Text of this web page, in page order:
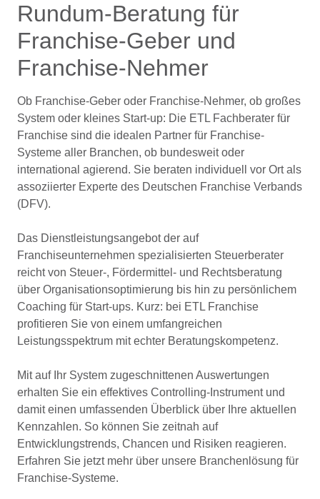
Rundum-Beratung für
Franchise-Geber und
Franchise-Nehmer
Ob Franchise-Geber oder Franchise-Nehmer, ob großes
System oder kleines Start-up: Die ETL Fachberater für
Franchise sind die idealen Partner für Franchise-
Systeme aller Branchen, ob bundesweit oder
international agierend. Sie beraten individuell vor Ort als
assoziierter Experte des Deutschen Franchise Verbands
(DFV).
Das Dienstleistungsangebot der auf
Franchiseunternehmen spezialisierten Steuerberater
reicht von Steuer-, Fördermittel- und Rechtsberatung
über Organisationsoptimierung bis hin zu persönlichem
Coaching für Start-ups. Kurz: bei ETL Franchise
profitieren Sie von einem umfangreichen
Leistungsspektrum mit echter Beratungskompetenz.
Mit auf Ihr System zugeschnittenen Auswertungen
erhalten Sie ein effektives Controlling-Instrument und
damit einen umfassenden Überblick über Ihre aktuellen
Kennzahlen. So können Sie zeitnah auf
Entwicklungstrends, Chancen und Risiken reagieren.
Erfahren Sie jetzt mehr über unsere Branchenlösung für
Franchise-Systeme.